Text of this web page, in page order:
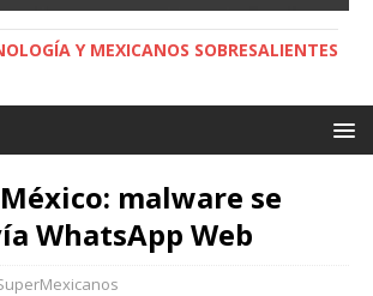
Y MEXICANOS SOBRESALIENTES
malware se
WhatsApp Web